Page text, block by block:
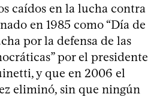
caídos en la lucha contra
en 1985 como “Día de
por la defensa de las
por el presidente
y que en 2006 el
eliminó, sin que ningún